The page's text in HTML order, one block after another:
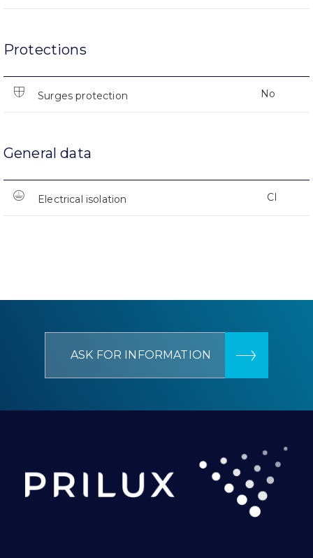
Protections
Surges protection No
General data
Electrical isolation CI
ASK FOR INFORMATION